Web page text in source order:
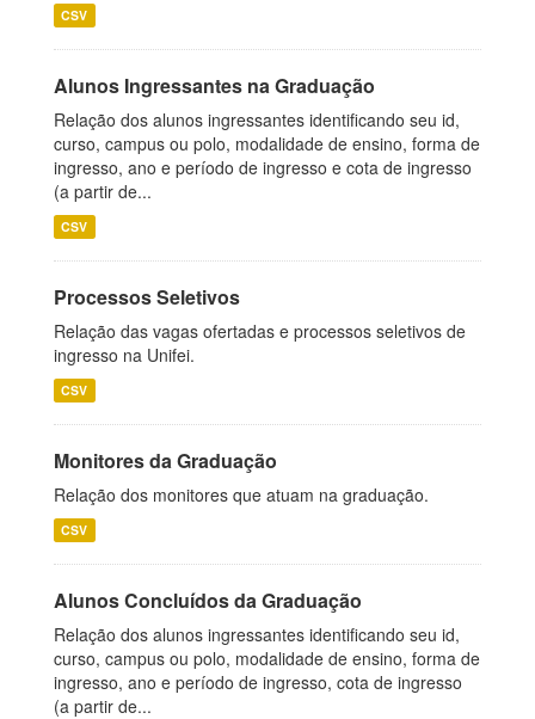
CSV
Alunos Ingressantes na Graduação
Relação dos alunos ingressantes identificando seu id,
curso, campus ou polo, modalidade de ensino, forma de
ingresso, ano e período de ingresso e cota de ingresso
(a partir de...
CSV
Processos Seletivos
Relação das vagas ofertadas e processos seletivos de
ingresso na Unifei.
CSV
Monitores da Graduação
Relação dos monitores que atuam na graduação.
CSV
Alunos Concluídos da Graduação
Relação dos alunos ingressantes identificando seu id,
curso, campus ou polo, modalidade de ensino, forma de
ingresso, ano e período de ingresso, cota de ingresso
(a partir de...